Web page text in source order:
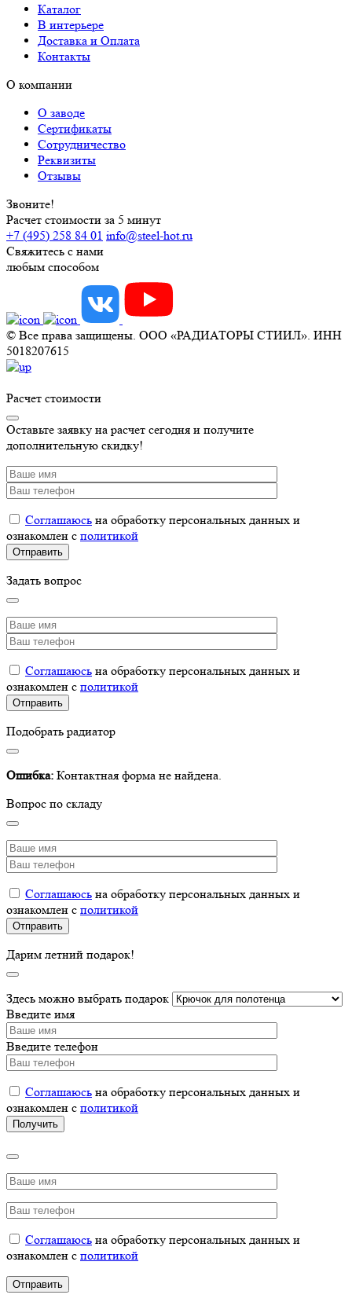
Каталог
В интерьере
Доставка и Оплата
Контакты
О компании
О заводе
Сертификаты
Сотрудничество
Реквизиты
Отзывы
Звоните!
Расчет стоимости за 5 минут
+7 (495) 258 84 01 info@steel-hot.ru
Свяжитесь с нами
любым способом
© Все права защищены. ООО «РАДИАТОРЫ СТИИЛ». ИНН
5018207615
Расчет стоимости
Оставьте заявку на расчет сегодня и получите
дополнительную скидку!
Соглашаюсь на обработку персональных данных и
ознакомлен с политикой
Задать вопрос
Соглашаюсь на обработку персональных данных и
ознакомлен с политикой
Подобрать радиатор
Ошибка: Контактная форма не найдена.
Вопрос по складу
Соглашаюсь на обработку персональных данных и
ознакомлен с политикой
Дарим летний подарок!
Здесь можно выбрать подарок
Введите имя
Введите телефон
Соглашаюсь на обработку персональных данных и
ознакомлен с политикой
Соглашаюсь на обработку персональных данных и
ознакомлен с политикой